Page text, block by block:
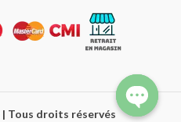
| Tous droits réservés